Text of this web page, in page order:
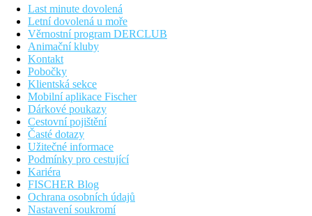
Last minute dovolená
Letní dovolená u moře
Věrnostní program DERCLUB
Animační kluby
Kontakt
Pobočky
Klientská sekce
Mobilní aplikace Fischer
Dárkové poukazy
Cestovní pojištění
Časté dotazy
Užitečné informace
Podmínky pro cestující
Kariéra
FISCHER Blog
Ochrana osobních údajů
Nastavení soukromí